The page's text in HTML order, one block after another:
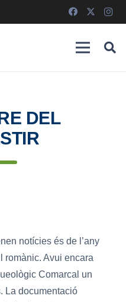
DEL
notícies és de l’any
romànic. Avui encara
Comarcal un
La documentació